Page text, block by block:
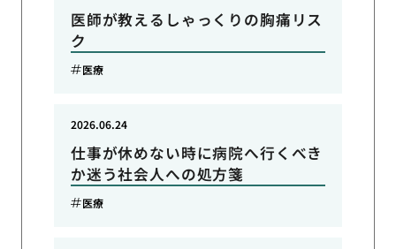
医師が教えるしゃっくりの胸痛リス
ク
医療
仕事が休めない時に病院へ行くべき
か迷う社会人への処方箋
2026.06.24
医療